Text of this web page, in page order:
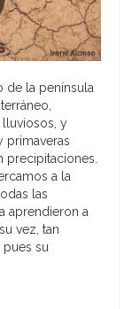
de la península
y
primaveras
precipitaciones.
a la
las
aprendieron a
vez, tan
su